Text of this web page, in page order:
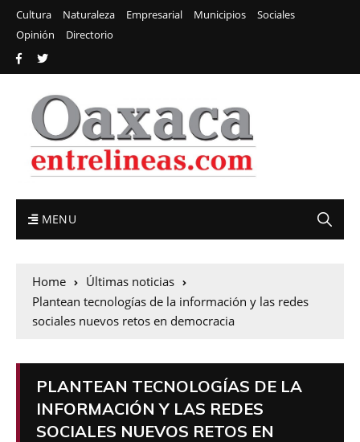
Cultura Naturaleza Empresarial Municipios
Sociales
Opinión
Directorio
MENU
Home
Últimas noticias
Plantean tecnologías de la información y las redes
sociales nuevos retos en democracia
PLANTEAN TECNOLOGÍAS DE LA
INFORMACIÓN Y LAS REDES
SOCIALES NUEVOS RETOS EN